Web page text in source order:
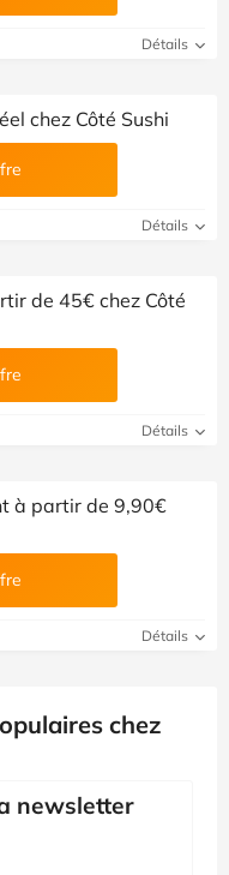
Détails
chez Côté Sushi
Détails
de 45€ chez Côté
Détails
à partir de 9,90€
Détails
chez
newsletter